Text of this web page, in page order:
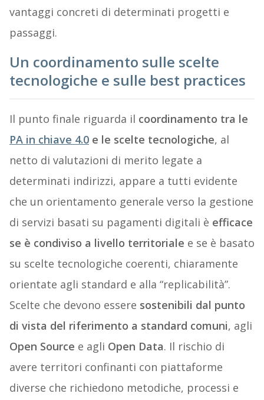
vantaggi concreti di determinati progetti e
passaggi.
Un coordinamento sulle scelte
tecnologiche e sulle best practices
Il punto finale riguarda il coordinamento tra le
PA in chiave 4.0e le scelte tecnologiche, al
netto di valutazioni di merito legate a
determinati indirizzi, appare a tutti evidente
che un orientamento generale verso la gestione
di servizi basati su pagamenti digitali è efficace
se è condiviso a livello territoriale e se è basato
su scelte tecnologiche coerenti, chiaramente
orientate agli standard e alla “replicabilità”.
Scelte che devono essere sostenibili dal punto
di vista del riferimento a standard comuni, agli
Open Source e agli Open Data. Il rischio di
avere territori confinanti con piattaforme
diverse che richiedono metodiche, processi e